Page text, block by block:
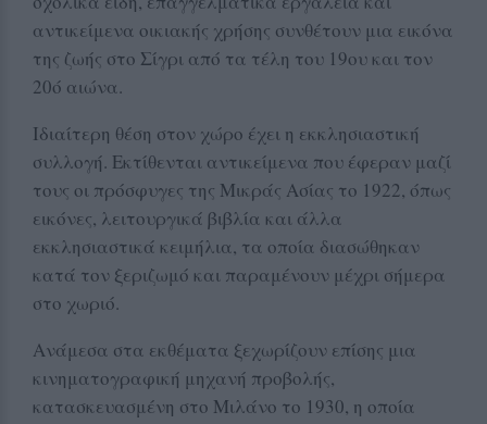
αντικείμενα οικιακής χρήσης συνθέτουν μια εικόνα
της ζωής στο Σίγρι από τα τέλη του 19ου και τον
20ό αιώνα.
Ιδιαίτερη θέση στον χώρο έχει η εκκλησιαστική
συλλογή. Εκτίθενται αντικείμενα που έφεραν μαζί
τους οι πρόσφυγες της Μικράς Ασίας το 1922, όπως
εικόνες, λειτουργικά βιβλία και άλλα
εκκλησιαστικά κειμήλια, τα οποία διασώθηκαν
κατά τον ξεριζωμό και παραμένουν μέχρι σήμερα
στο χωριό.
Ανάμεσα στα εκθέματα ξεχωρίζουν επίσης μια
κινηματογραφική μηχανή προβολής,
κατασκευασμένη στο Μιλάνο το 1930, η οποία